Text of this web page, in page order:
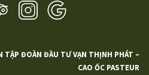
TẬP ĐOÀN ĐẦU TƯ VẠN THỊNH PHÁT –
CAO ỐC PASTEUR